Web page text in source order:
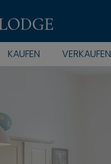
KAUFEN VERKAUFEN